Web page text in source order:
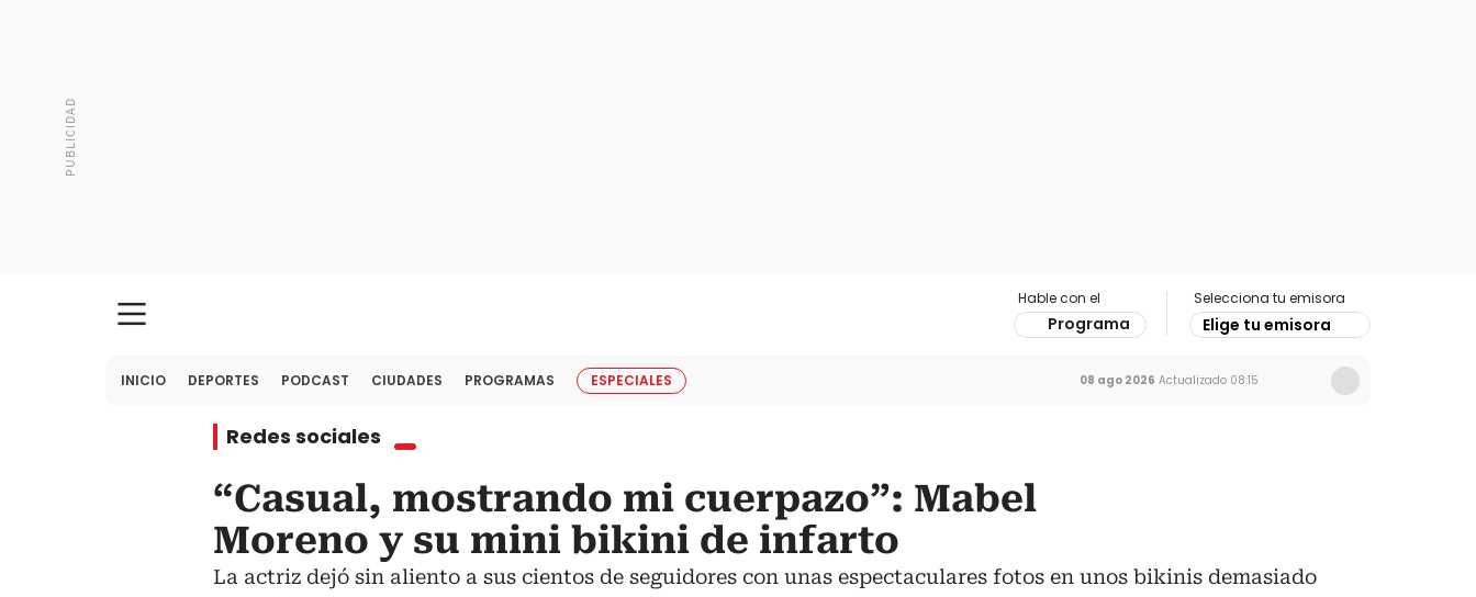
Hable con el
Programa
Selecciona tu emisora
Elige tu emisora
INICIO DEPORTES PODCAST CIUDADES PROGRAMAS ESPECIALES 08 ago 2026 Actualizado 08:15
Redes sociales
“Casual, mostrando mi cuerpazo”: Mabel
Moreno y su mini bikini de infarto
La actriz dejó sin aliento a sus cientos de seguidores con unas espectaculares fotos en unos bikinis demasiado